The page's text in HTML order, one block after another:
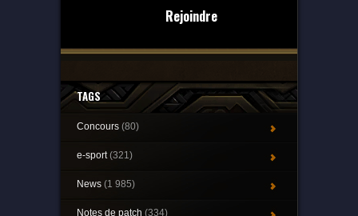
Rejoindre
TAGS
Concours (80)
e-sport(321)
News (1 985)
Notes de patch (334)